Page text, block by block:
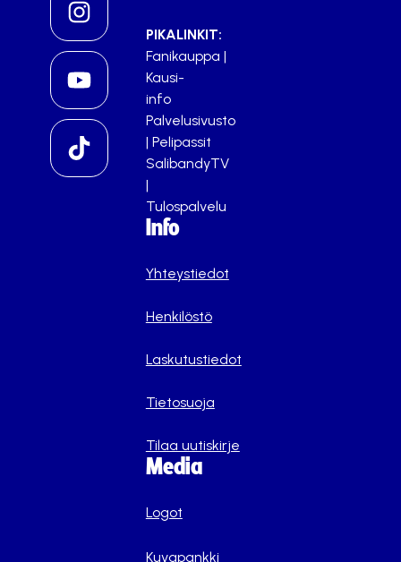
PIKALINKIT:
Fanikauppa |
Kausi-
info
Palvelusivusto
| Pelipassit
SalibandyTV
|
Tulospalvelu
Info
Yhteystiedot
Henkilöstö
Laskutustiedot
Tietosuoja
Tilaa uutiskirje
Media
Logot
Kuvapankki